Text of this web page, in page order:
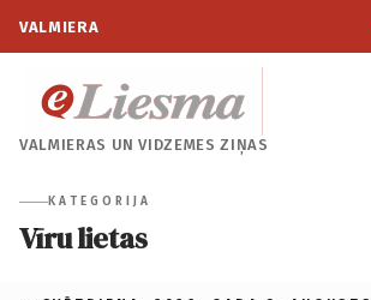
VALMIERA
VALMIERAS UNVIDZEMES ZIŅAS
KATEGORIJA
Vīru lietas